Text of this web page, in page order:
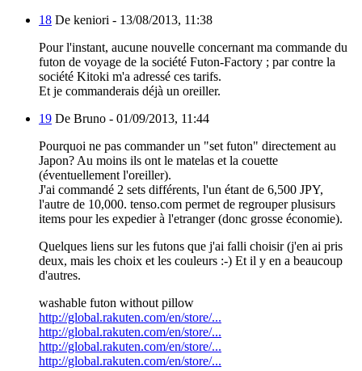
18 De keniori - 13/08/2013, 11:38
Pour l'instant, aucune nouvelle concernant ma commande du
futon de voyage de la société Futon-Factory ; par contre la
société Kitoki m'a adressé ces tarifs.
Et je commanderais déjà un oreiller.
19 De Bruno - 01/09/2013, 11:44
Pourquoi ne pas commander un "set futon" directement au
Japon? Au moins ils ont le matelas et la couette
(éventuellement l'oreiller).
J'ai commandé 2 sets différents, l'un étant de 6,500 JPY,
l'autre de 10,000. tenso.com permet de regrouper plusisurs
items pour les expedier à l'etranger (donc grosse économie).
Quelques liens sur les futons que j'ai falli choisir (j'en ai pris
deux, mais les choix et les couleurs :-) Et il y en a beaucoup
d'autres.
washable futon without pillow
http://global.rakuten.com/en/store/...
http://global.rakuten.com/en/store/...
http://global.rakuten.com/en/store/...
http://global.rakuten.com/en/store/...